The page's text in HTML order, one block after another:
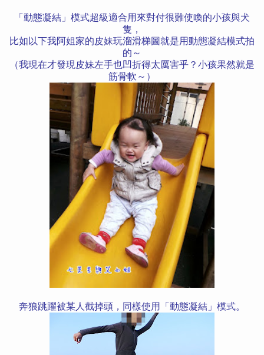
「動態凝結」模式超級適合用來對付很難使喚的小孩與犬
隻，
比如以下我阿姐家的皮妹玩溜滑梯圖就是用動態凝結模式拍
的～
（我現在才發現皮妹左手也凹折得太厲害乎？小孩果然就是
筋骨軟～）
奔狼跳躍被某人截掉頭，同樣使用「動態凝結」模式。